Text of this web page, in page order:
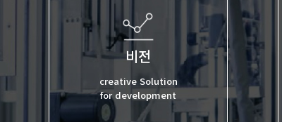
비전
creative Solution
for development